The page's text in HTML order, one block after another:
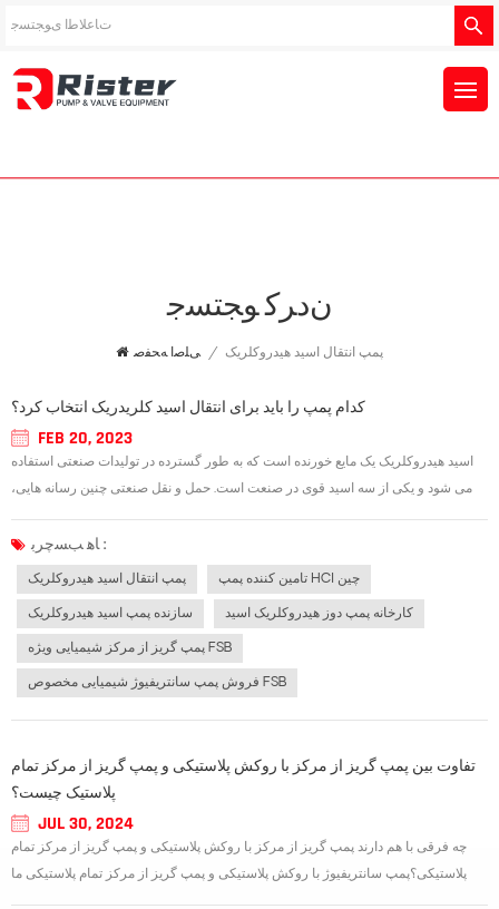
ﻥﺩﺮﮐ ﻮﺠﺘﺴﺟ
ﯽﻠﺻﺍ ﻪﺤﻔﺻ / پمپ انتقال اسید هیدروکلریک
کدام پمپ را باید برای انتقال اسید کلریدریک انتخاب کرد؟
FEB 20, 2023
اسید هیدروکلریک یک مایع خورنده است که به طور گسترده در تولیدات صنعتی استفاده
می شود و یکی از سه اسید قوی در صنعت است. حمل و نقل صنعتی چنین رسانه هایی،
ﺎﻫ ﺐﺴﭼﺮﺑ :
پمپ انتقال اسید هیدروکلریک تامین کننده پمپ HCl چین
سازنده پمپ اسید هیدروکلریک کارخانه پمپ دوز هیدروکلریک اسید
پمپ گریز از مرکز شیمیایی ویژه FSB
فروش پمپ سانتریفیوژ شیمیایی مخصوص FSB
تفاوت بین پمپ گریز از مرکز با روکش پلاستیکی و پمپ گریز از مرکز تمام
پلاستیک چیست؟
JUL 30, 2024
چه فرقی با هم دارند پمپ گریز از مرکز با روکش پلاستیکی و پمپ گریز از مرکز تمام
پلاستیکی؟پمپ سانتریفیوژ با روکش پلاستیکی و پمپ گریز از مرکز تمام پلاستیکی ما